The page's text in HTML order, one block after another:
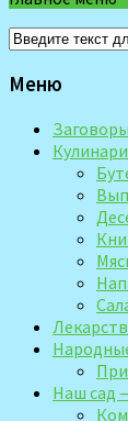
Меню
Заговоры
Наш сад